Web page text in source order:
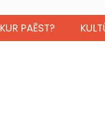
KUR PAĒST?